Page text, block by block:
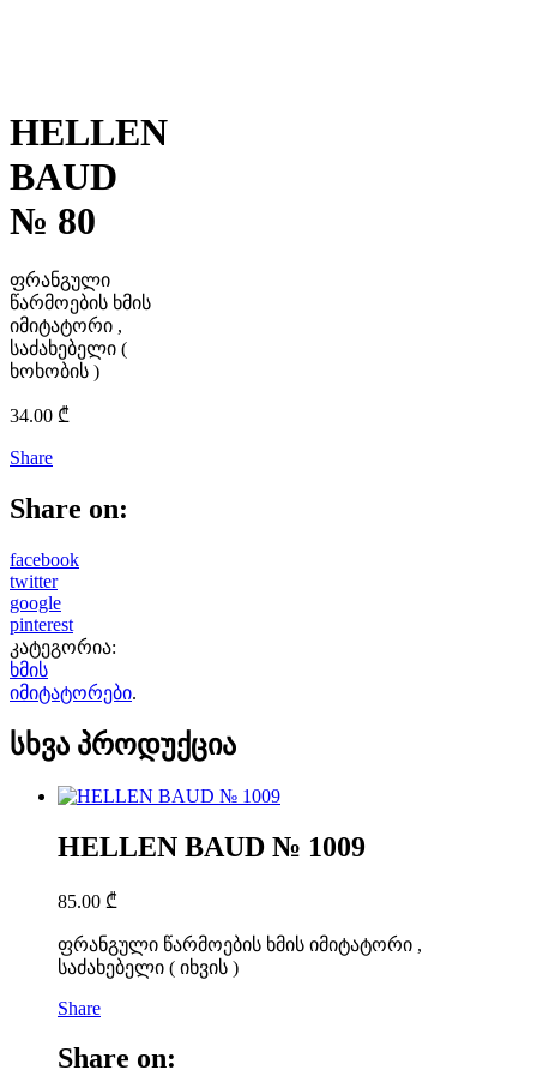
HELLEN
BAUD
№ 80
ფრანგული
წარმოების ხმის
იმიტატორი ,
საძახებელი (
ხოხობის )
34.00 ₾
Share
Share on:
facebook
twitter
google
pinterest
კატეგორია:
ხმის
იმიტატორები.
სხვა პროდუქცია
HELLEN BAUD № 1009
85.00 ₾
ფრანგული წარმოების ხმის იმიტატორი ,
საძახებელი ( იხვის )
Share
Share on: